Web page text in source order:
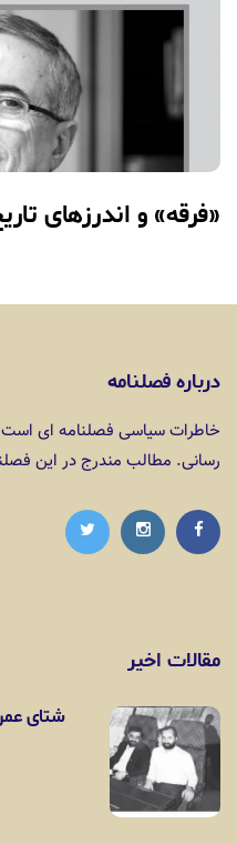
«فرقه» و اندرزهای تاریخ
درباره فصلنامه
خاطرات سیاسی فصلنامه ای است
رسانی. مطالب مندرج در این
مقالات اخیر
شتای عمر